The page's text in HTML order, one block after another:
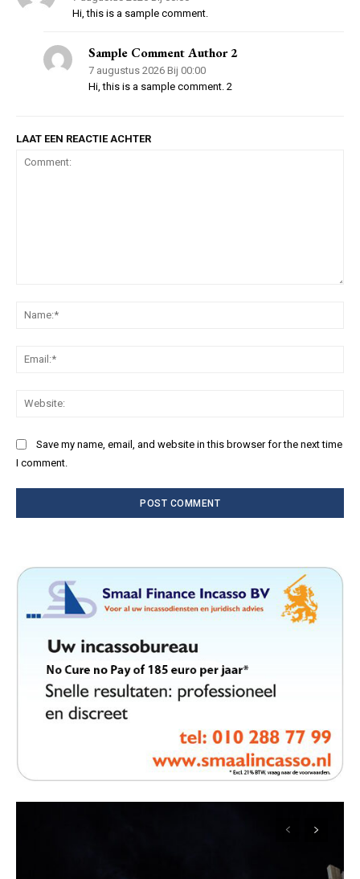
Hi, this is a sample comment.
Sample Comment Author 2
7 augustus 2026 Bij 00:00
Hi, this is a sample comment. 2
LAAT EEN REACTIE ACHTER
Save my name, email, and website in this browser for the next time
I comment.